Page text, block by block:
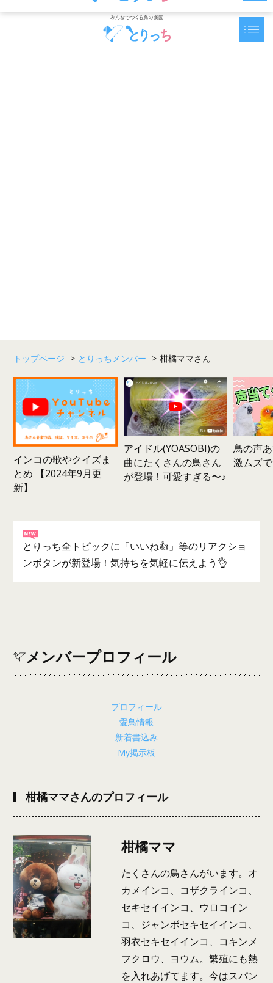
トップページ > とりっちメンバー > 柑橘ママさん
インコの歌やクイズま
とめ 【2024年9月更
新】
アイドル(YOASOBI)の
曲にたくさんの鳥さん
が登場！可愛すぎる〜♪
鳥の声
激ムズ
とりっち全トピックに「いいね👍」等のリアクショ
ンボタンが新登場！気持ちを気軽に伝えよう👌
メンバープロフィール
プロフィール
愛鳥情報
新着書込み
My掲示板
柑橘ママさんのプロフィール
柑橘ママ
たくさんの鳥さんがいます。オ
カメインコ、コザクラインコ、
セキセイインコ、ウロコイン
コ、ジャンボセキセイインコ、
羽衣セキセイインコ、コキンメ
フクロウ、ヨウム。繁殖にも熱
を入れあげてます。今はスパン